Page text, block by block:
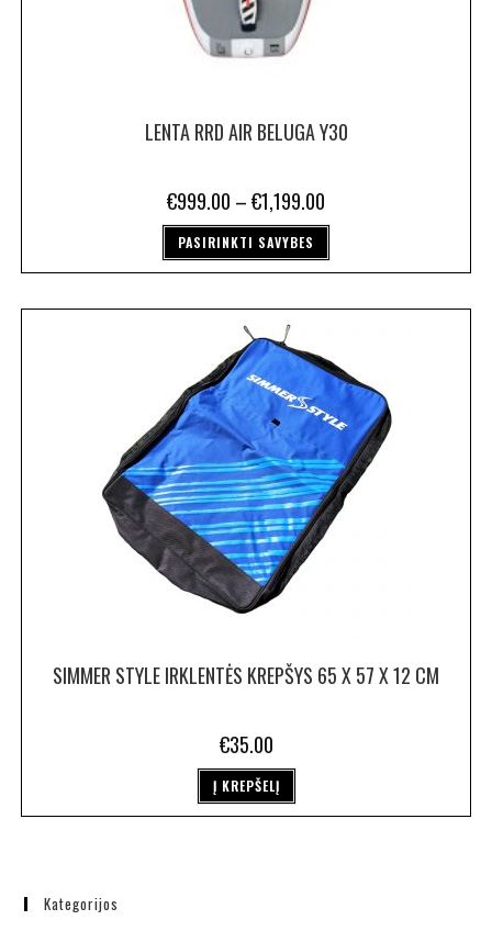
LENTA RRD AIR BELUGA Y30
€999.00 –€1,199.00
PASIRINKTI SAVYBES
SIMMER STYLE IRKLENTĖS KREPŠYS 65 X 57 X 12 CM
€35.00
Į KREPŠELĮ
Kategorijos